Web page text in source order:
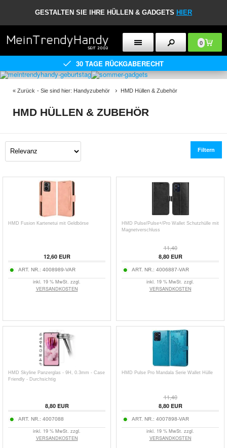
GESTALTEN SIE IHRE HÜLLEN & GADGETS HIER
0
30 TAGE RÜCKGABERECHT
« Zurück - Sie sind hier: Handyzubehör HMD Hüllen & Zubehör
HMD HÜLLEN & ZUBEHÖR
Filtern
HMD Fusion Kartenetui mit Geldbörse
12,60EUR
ART. NR.: 4008989-VAR
inkl. 19 % MwSt. zzgl.
VERSANDKOSTEN
HMD Pulse/Pulse+/Pro Wallet Schutzhülle mit
Magnetverschluss
11,40
8,80EUR
ART. NR.: 4006887-VAR
inkl. 19 % MwSt. zzgl.
VERSANDKOSTEN
HMD Skyline Panzerglas - 9H, 0.3mm - Case
Friendly - Durchsichtig
8,80EUR
ART. NR.: 4007088
inkl. 19 % MwSt. zzgl.
VERSANDKOSTEN
HMD Pulse Pro Mandala Serie Wallet Hülle
11,40
8,80EUR
ART. NR.: 4007898-VAR
inkl. 19 % MwSt. zzgl.
VERSANDKOSTEN